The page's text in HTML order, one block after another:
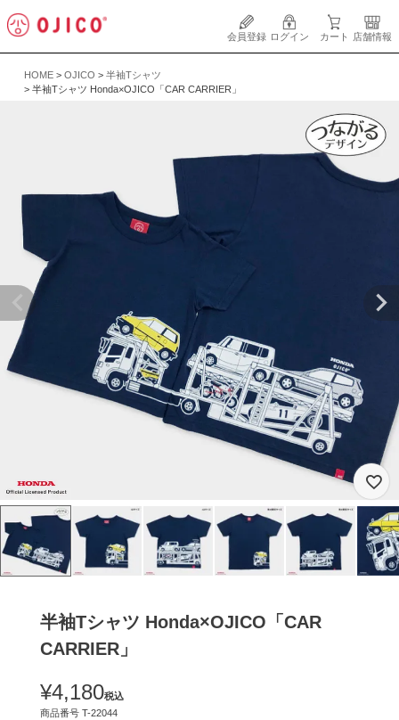
会員登録 ログイン カート 店舗情報
HOME OJICO
半袖Tシャツ
半袖Tシャツ Honda×OJICO「CAR CARRIER」
半袖Tシャツ Honda×OJICO「CAR
CARRIER」
¥4,180税込
商品番号 T-22044